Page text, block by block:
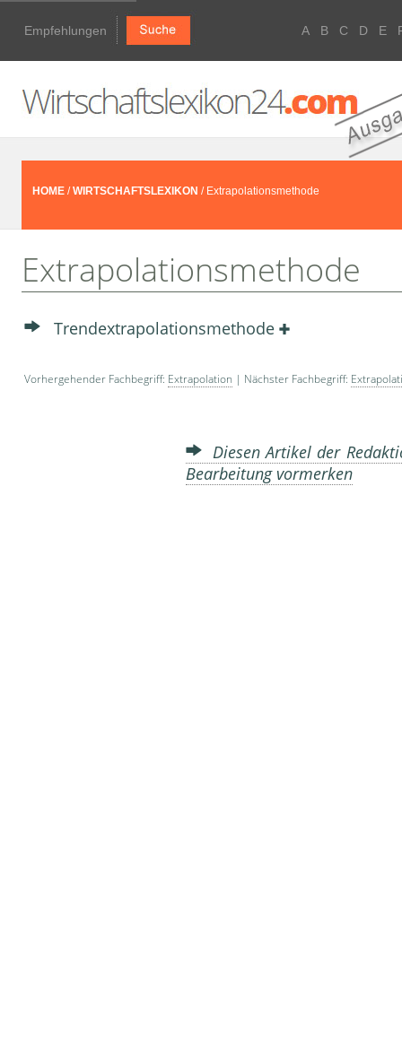
Empfehlungen A B C D E
HOME /WIRTSCHAFTSLEXIKON / Extrapolationsmethode
Extrapolationsmethode
Trendextrapolationsmethode
Vorhergehender Fachbegriff: Extrapolation | Nächster Fachbegriff:
Diesen Artikel der
Bearbeitung vormerken